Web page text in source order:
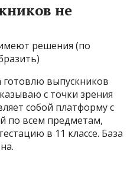
не
решения (по
выпускников
с точки зрения
собой платформу с
по всем предметам,
в 11 классе. База